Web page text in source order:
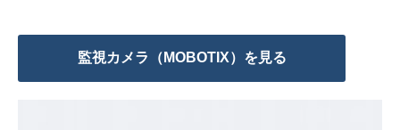
監視カメラ（MOBOTIX）を見る